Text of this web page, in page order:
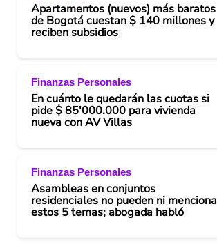
Apartamentos (nuevos) más baratos
de Bogotá cuestan $ 140 millones y
reciben subsidios
Finanzas Personales
En cuánto le quedarán las cuotas si
pide $ 85'000.000 para vivienda
nueva con AV Villas
Finanzas Personales
Asambleas en conjuntos
residenciales no pueden ni
estos 5 temas; abogada habló